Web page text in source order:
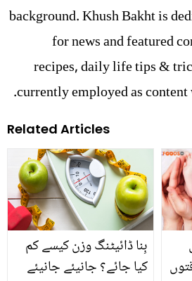
background. Khush Bakht is
for news and featured
recipes, daily life tips &
currently employed as
Related Articles
بِنا ڈائیٹنگ وزن کیسے کم
کیا جائے؟ جانیئے جانیئے